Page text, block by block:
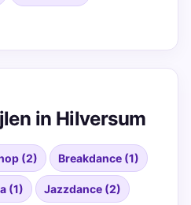
in Hilversum
(2) Breakdance (1)
(1) Jazzdance (2)